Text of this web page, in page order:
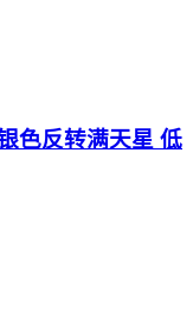
色反转满天星 低